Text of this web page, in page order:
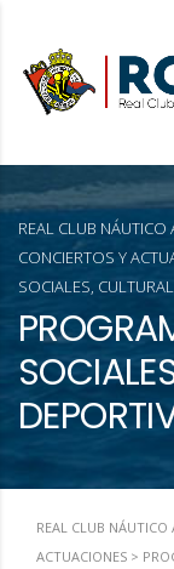
REAL CLUB NÁUTICO
CONCIERTOS Y
SOCIALES,
REAL CLUB NÁUTICO
ACTUACIONES >